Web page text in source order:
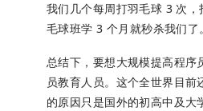
我们几个每周打羽毛球 3 次
毛球班学 3 个月就秒杀我们了。
总结下，要想大规模提高程序
员教育人员。这个全世界目
的原因只是国外的初高中及